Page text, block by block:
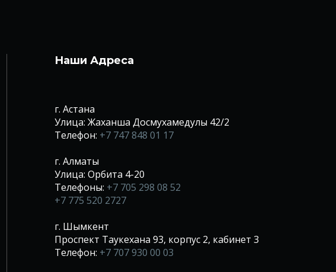
Наши Адреса
г. Астана
Улица: Жаханша Досмухамедулы 42/2
Телефон: +7 747 848 01 17
г. Алматы
Улица: Орбита 4-20
Телефоны: +7 705 298 08 52
+7 775 520 2727
г. Шымкент
Проспект Таукехана 93, корпус 2, кабинет 3
Телефон: +7 707 930 00 03